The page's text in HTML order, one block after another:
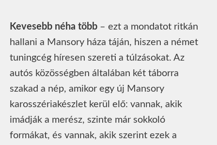
Kevesebb néha több – ezt a mondatot ritkán
hallani a Mansory háza táján, hiszen a német
tuningcég híresen szereti a túlzásokat. Az
autós közösségben általában két táborra
szakad a nép, amikor egy új Mansory
karosszériakészlet kerül elő: vannak, akik
imádják a merész, szinte már sokkoló
formákat, és vannak, akik szerint ezek a